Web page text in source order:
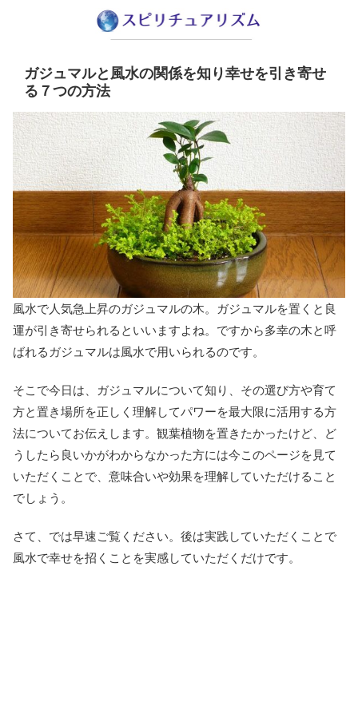
ガジュマルと風水の関係を知り幸せを引き寄せ
る７つの方法
風水で人気急上昇のガジュマルの木。ガジュマルを置くと良
運が引き寄せられるといいますよね。ですから多幸の木と呼
ばれるガジュマルは風水で用いられるのです。
そこで今日は、ガジュマルについて知り、その選び方や育て
方と置き場所を正しく理解してパワーを最大限に活用する方
法についてお伝えします。観葉植物を置きたかったけど、ど
うしたら良いかがわからなかった方には今このページを見て
いただくことで、意味合いや効果を理解していただけること
でしょう。
さて、では早速ご覧ください。後は実践していただくことで
風水で幸せを招くことを実感していただくだけです。